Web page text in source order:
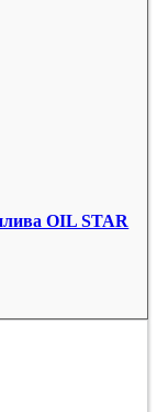
OIL STAR